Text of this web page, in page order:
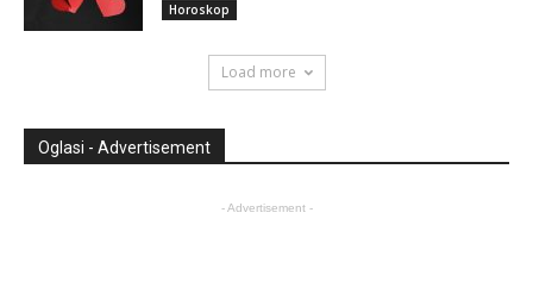
Horoskop
Load more
Oglasi - Advertisement
- Advertisement -